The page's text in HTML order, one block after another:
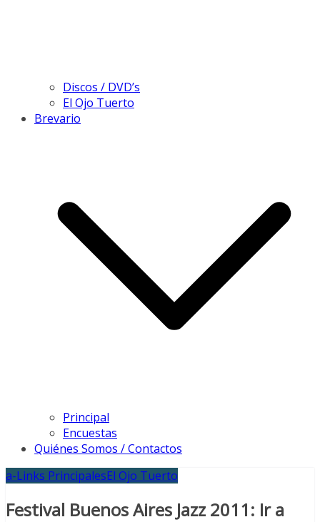
Discos / DVD’s
El Ojo Tuerto
Brevario
Principal
Encuestas
Quiénes Somos / Contactos
a-Links PrincipalesEl Ojo Tuerto
Festival Buenos Aires Jazz 2011: Ir a